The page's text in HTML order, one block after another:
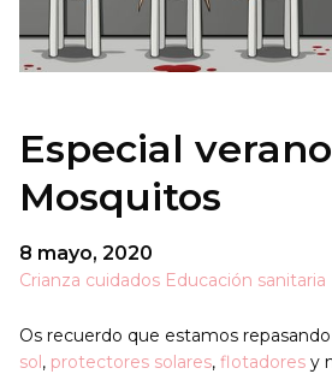
Especial
Mosquitos
8 mayo, 2020
Crianza cuidados Educación sanitaria
Os recuerdo que estamos
sol, protectores solares, flotadores y